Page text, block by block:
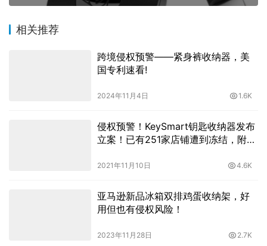
相关推荐
跨境侵权预警——紧身裤收纳器，美
国专利速看!
2024年11月4日 1.6K
侵权预警！KeySmart钥匙收纳器发布
立案！已有251家店铺遭到冻结，附侵
2021年11月10日 4.6K
亚马逊新品冰箱双排鸡蛋收纳架，好
用但也有侵权风险！
2023年11月28日 2.7K